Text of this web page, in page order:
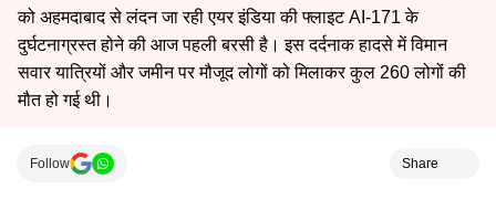
को अहमदाबाद से लंदन जा रही एयर इंडिया की फ्लाइट AI-171 के
दुर्घटनाग्रस्त होने की आज पहली बरसी है। इस दर्दनाक हादसे में विमान
सवार यात्रियों और जमीन पर मौजूद लोगों को मिलाकर कुल 260 लोगों की
मौत हो गई थी।
Follow Share